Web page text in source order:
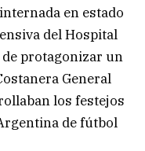
en estado
del Hospital
protagonizar un
General
los festejos
de fútbol